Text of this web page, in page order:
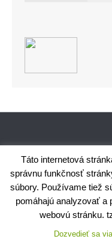
Obecný úrad
IČO: 00 692 522, Prima
Využite možnosť
Táto internetová
správnu funkčnosť
súbory. Používame tiež
pomáhajú analyzovať a
webovú stránku.
Dozvedieť sa